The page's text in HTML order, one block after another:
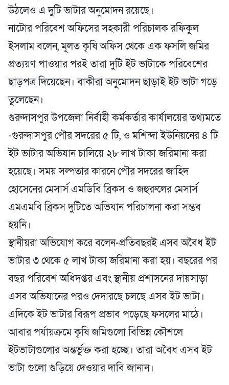
উঠলেও এ দুটি ভাটার অনুমোদন রয়েছে।
নাটোর পরিবেশ অফিসের সহকারী পরিচালক রফিকুল
ইসলাম বলেন, মূলত কৃষি অফিস থেকে এক ফসলি জমির
প্রত্যয়ণ পাওয়ার পরই তারা দুটি ইট ভাটাকে পরিবেশের
ছাড়পত্র দিয়েছেন। বাকীরা অনুমোদন ছাড়াই ইট ভাটা গড়ে
তুলেছেন।
গুরুদাসপুর উপজেলা নির্বাহী কর্মকর্তার কার্যালয়ের তথ্যমতে
-গুরুদাসপুর পৌর সদরের ৫ টি, ও মশিন্দা ইউনিয়নের ৪ টি
ইট ভাটার অভিযান চালিয়ে ২৮ লাখ টাকা জরিমানা করা
হয়েছে। সময় সল্পতার কারনে পৌর সদরের জাহিদ
হোসেনের মেসার্স এমডিবি ব্রিকস ও জহুরুলের মেসার্স
এমএমবি ব্রিকস দুটিতে অভিযান পরিচালনা করা সম্ভব
হয়নি।
স্থানীয়রা অভিযোগ করে বলেন-প্রতিবছরই এসব অবৈধ ইট
ভাটার ৩ থেকে ৫ লাখ টাকা জরিমানা করা হয়। বছরের পর
বছর পরিবেশ অধিদপ্তর এবং স্থানীয় প্রশাসনের দায়সাড়া
এসব অভিযানের পরও দেদারছে চলছে এসব ইট ভাটা।
এদিকে ইট ভাটার বিরূপ প্রভাব পড়েছে ফসলের মাঠে।
আবার পর্যায়ক্রমে কৃষি জমিগুলো বিভিন্ন কৌশলে
ইটভাটাগুলোর অন্তর্ভুক্ত করা হচ্ছে। তারা অবৈধ এসব ইট
ভাটা গুলো গুড়িয়ে দেওয়ার দাবি জানান।